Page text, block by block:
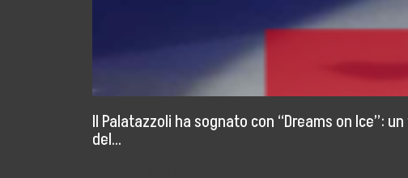
Il Palatazzoli ha sognato con “Dreams on Ice”:
del…